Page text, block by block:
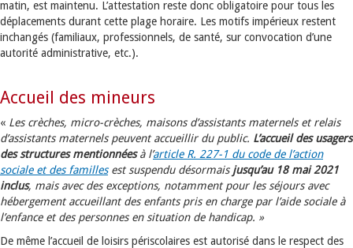
matin, est maintenu. L’attestation reste donc obligatoire pour tous les
déplacements durant cette plage horaire. Les motifs impérieux restent
inchangés (familiaux, professionnels, de santé, sur convocation d’une
autorité administrative, etc.).
Accueil des mineurs
« Les crèches, micro-crèches, maisons d’assistants maternels et relais
d’assistants maternels peuvent accueillir du public. L’accueil des usagers
des structures mentionnéesà l’article R. 227-1 du code de l’action
sociale et des famillesest suspendu désormais jusqu’au 18 mai 2021
inclus, mais avec des exceptions, notamment pour les séjours avec
hébergement accueillant des enfants pris en charge par l’aide sociale à
l’enfance et des personnes en situation de handicap. »
De même l’accueil de loisirs périscolaires est autorisé dans le respect des